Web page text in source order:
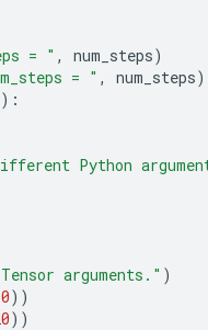
= " , num_steps)
= " , num_steps)
):
Python
arguments." )
))
))